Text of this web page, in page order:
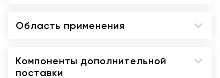
Работа с "сырыми" данными;
Расчеты для всех областей применения,
Область применения
Компоненты дополнительной
поставки